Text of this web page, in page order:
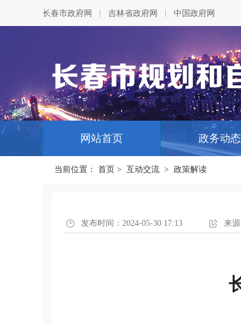
长春市政府网 吉林省政府网 中国政府网
网站首页 政务动态
当前位置： 首页 > 互动交流 > 政策解读
发布时间：2024-05-30 17:13 来